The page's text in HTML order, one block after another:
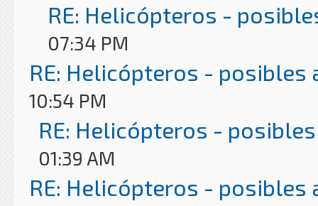
RE: Helicópteros -
07:34 PM
RE: Helicópteros - posibles
10:54 PM
RE: Helicópteros -
01:39 AM
RE: Helicópteros - posibles